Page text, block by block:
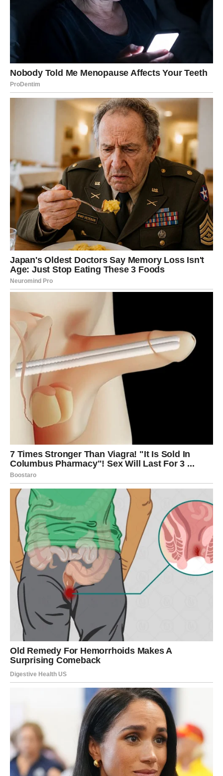
Pred vama su veoma uzbudljivi dani.
DJEVICA
Djevice konačno susreću osobu koja ih razumije na način
koji rijetko ko uspijeva. Komunikacija će biti prirodna, a
osjećaj bliskosti dolazi veoma brzo.
Zvijezde vam donose nešto posebno.
VAGA
Vage ulaze u jedan od najljepših ljubavnih perioda u
posljednje vrijeme. Osoba koja dolazi nosi energiju koja
vam vraća vjeru u ono što ste skoro prestali očekivati.
Moguća je veza koja počinje sasvim spontano, ali traje
mnogo duže nego što mislite.
ŠKORPIJA
Škorpije očekuje intenzivna i snažna emocija. Neko ulazi
u vaš život sa razlogom i ostavlja trag koji nije moguće
ignorisati.
Pred vama je odnos koji vas mijenja iznutra.
STRIJELAC
Strijelac je među znakovima kojima dolazi ljubav iz snova.
Osoba koju upoznajete donosi osjećaj slobode,
razumijevanja i sreće.
Mnogi pripadnici ovog znaka imaće osjećaj da su konačno
pronašli ono što su dugo tražili.
JARAC
Jarčevima dolazi veza koja im pokazuje da ljubav ne mora
biti komplikovana da bi bila snažna. Jedna osoba unosi
mir, stabilnost i osjećaj pripadnosti.
To je upravo ono što vam je nedostajalo.
VODOLIJA
Vodolije očekuje neočekivano poznanstvo koje brzo